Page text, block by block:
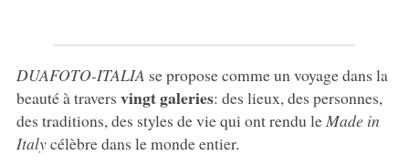
DUAFOTO-ITALIA se propose comme un voyage dans la
beauté à travers vingt galeries: des lieux, des personnes,
des traditions, des styles de vie qui ont rendu le Made in
Italycélèbre dans le monde entier.